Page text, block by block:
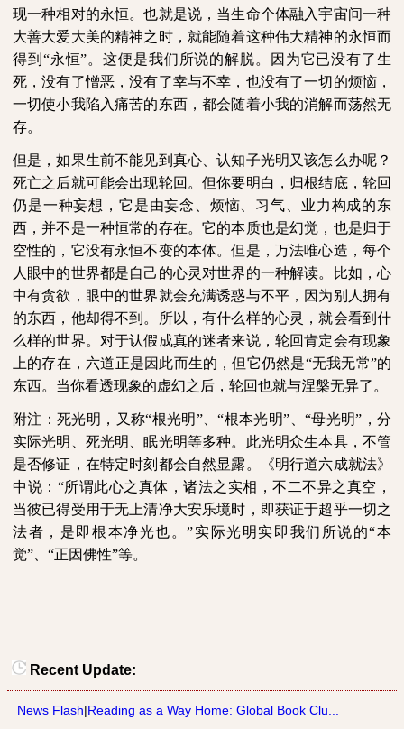
现一种相对的永恒。也就是说，当生命个体融入宇宙间一种
大善大爱大美的精神之时，就能随着这种伟大精神的永恒而
得到“永恒”。这便是我们所说的解脱。因为它已没有了生
死，没有了憎恶，没有了幸与不幸，也没有了一切的烦恼，
一切使小我陷入痛苦的东西，都会随着小我的消解而荡然无
存。
但是，如果生前不能见到真心、认知子光明又该怎么办呢？
死亡之后就可能会出现轮回。但你要明白，归根结底，轮回
仍是一种妄想，它是由妄念、烦恼、习气、业力构成的东
西，并不是一种恒常的存在。它的本质也是幻觉，也是归于
空性的，它没有永恒不变的本体。但是，万法唯心造，每个
人眼中的世界都是自己的心灵对世界的一种解读。比如，心
中有贪欲，眼中的世界就会充满诱惑与不平，因为别人拥有
的东西，他却得不到。所以，有什么样的心灵，就会看到什
么样的世界。对于认假成真的迷者来说，轮回肯定会有现象
上的存在，六道正是因此而生的，但它仍然是“无我无常”的
东西。当你看透现象的虚幻之后，轮回也就与涅槃无异了。
附注：死光明，又称“根光明”、“根本光明”、“母光明”，分
实际光明、死光明、眠光明等多种。此光明众生本具，不管
是否修证，在特定时刻都会自然显露。《明行道六成就法》
中说：“所谓此心之真体，诸法之实相，不二不异之真空，
当彼已得受用于无上清净大安乐境时，即获证于超乎一切之
法者，是即根本净光也。”实际光明实即我们所说的“本
觉”、“正因佛性”等。
Recent Update:
News Flash|Reading as a Way Home: Global Book Clu...